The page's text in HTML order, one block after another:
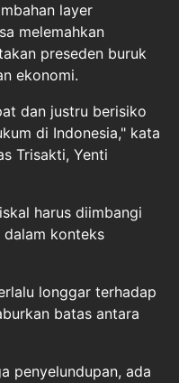
layer
melemahkan
preseden buruk
ekonomi.
dan justru berisiko
di Indonesia," kata
Trisakti, Yenti
harus diimbangi
dalam konteks
longgar terhadap
batas antara
penyelundupan, ada